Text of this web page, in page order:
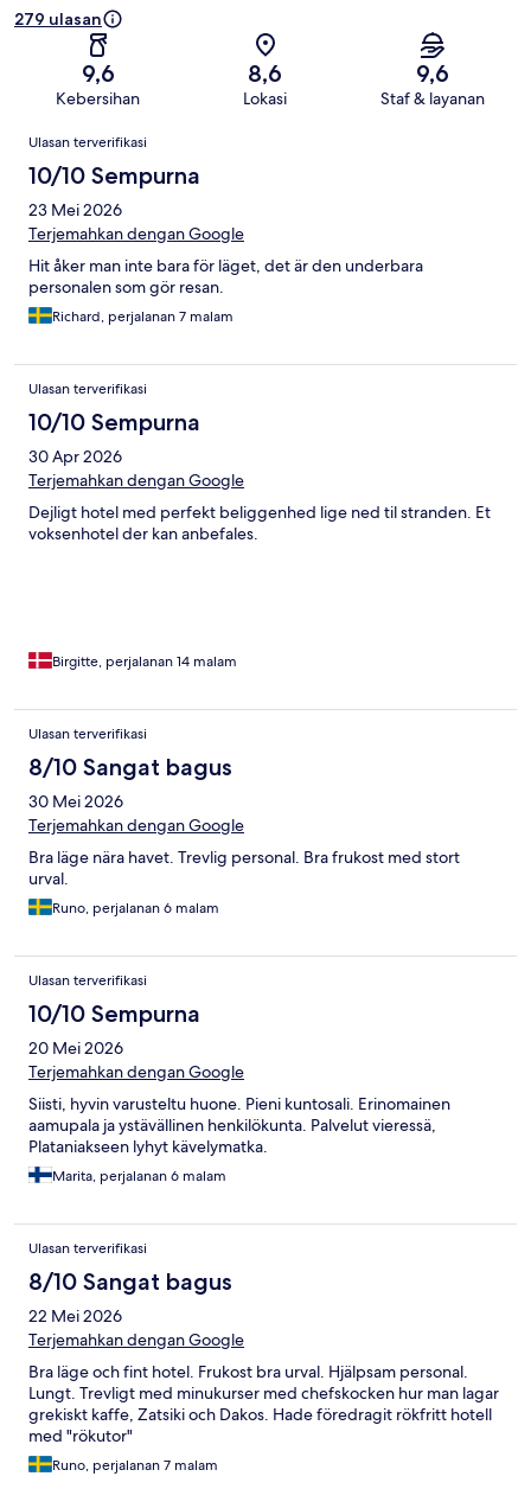
279 ulasan
9,6
Kebersihan
8,6
Lokasi
9,6
Staf & layanan
Ulasan
Ulasan terverifikasi
10/10 Sempurna
23 Mei 2026
Terjemahkan dengan Google
Hit åker man inte bara för läget, det är den underbara
personalen som gör resan.
Richard, perjalanan 7 malam
Ulasan terverifikasi
10/10 Sempurna
30 Apr 2026
Terjemahkan dengan Google
Dejligt hotel med perfekt beliggenhed lige ned til stranden. Et
voksenhotel der kan anbefales.
Birgitte, perjalanan 14 malam
Ulasan terverifikasi
8/10 Sangat bagus
30 Mei 2026
Terjemahkan dengan Google
Bra läge nära havet. Trevlig personal. Bra frukost med stort
urval.
Runo, perjalanan 6 malam
Ulasan terverifikasi
10/10 Sempurna
20 Mei 2026
Terjemahkan dengan Google
Siisti, hyvin varusteltu huone. Pieni kuntosali. Erinomainen
aamupala ja ystävällinen henkilökunta. Palvelut vieressä,
Plataniakseen lyhyt kävelymatka.
Marita, perjalanan 6 malam
Ulasan terverifikasi
8/10 Sangat bagus
22 Mei 2026
Terjemahkan dengan Google
Bra läge och fint hotel. Frukost bra urval. Hjälpsam personal.
Lungt. Trevligt med minukurser med chefskocken hur man lagar
grekiskt kaffe, Zatsiki och Dakos. Hade föredragit rökfritt hotell
med "rökutor"
Runo, perjalanan 7 malam